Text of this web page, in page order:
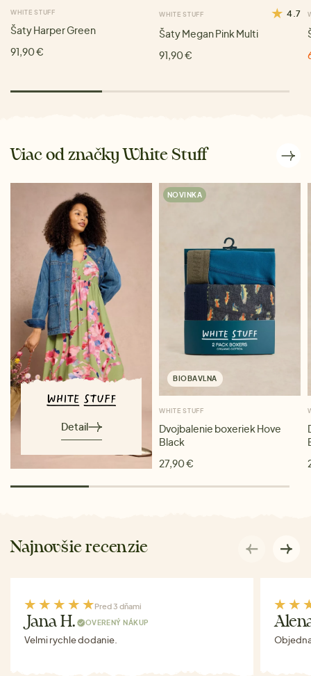
WHITE STUFF
Šaty Harper Green
91,90 €
WHITE STUFF 4.7
Šaty Megan Pink Multi
91,90 €
Viac od značky White Stuff
Detail
NOVINKA
BIOBAVLNA
WHITE STUFF
Dvojbalenie boxeriek Hove
Black
27,90 €
Najnovšie recenzie
Pred 3 dňami
Jana H. OVERENÝ NÁKUP
Velmi rychle dodanie.